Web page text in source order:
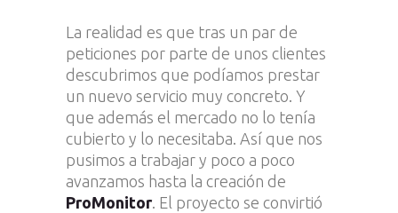
La realidad es que tras un par de
peticiones por parte de unos clientes
descubrimos que podíamos prestar
un nuevo servicio muy concreto. Y
que además el mercado no lo tenía
cubierto y lo necesitaba. Así que nos
pusimos a trabajar y poco a poco
avanzamos hasta la creación de
ProMonitor. El proyecto se convirtió